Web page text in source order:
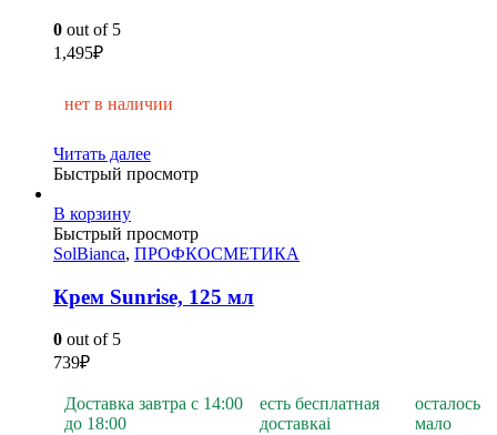
0 out of 5
1,495₽
нет в наличии
Читать далее
Быстрый просмотр
В корзину
Быстрый просмотр
SolBianca, ПРОФКОСМЕТИКА
Крем Sunrise, 125 мл
0 out of 5
739₽
Доставка завтра с 14:00
до 18:00
есть бесплатная
доставкаi
осталось
мало